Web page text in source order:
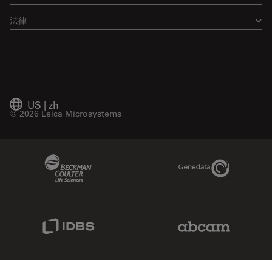
法律
US | zh
© 2026 Leica Microsystems
Genedata Link